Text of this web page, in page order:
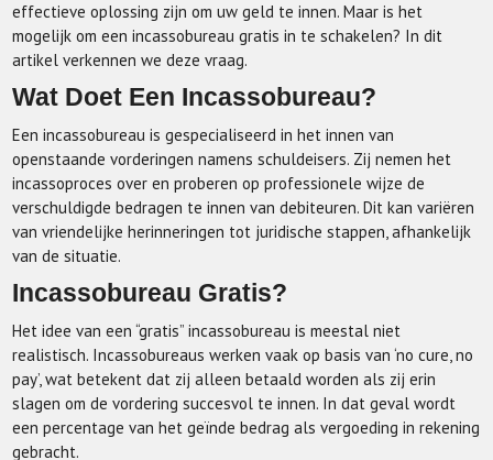
effectieve oplossing zijn om uw geld te innen. Maar is het
mogelijk om een incassobureau gratis in te schakelen? In dit
artikel verkennen we deze vraag.
Wat Doet Een Incassobureau?
Een incassobureau is gespecialiseerd in het innen van
openstaande vorderingen namens schuldeisers. Zij nemen het
incassoproces over en proberen op professionele wijze de
verschuldigde bedragen te innen van debiteuren. Dit kan variëren
van vriendelijke herinneringen tot juridische stappen, afhankelijk
van de situatie.
Incassobureau Gratis?
Het idee van een “gratis” incassobureau is meestal niet
realistisch. Incassobureaus werken vaak op basis van ‘no cure, no
pay’, wat betekent dat zij alleen betaald worden als zij erin
slagen om de vordering succesvol te innen. In dat geval wordt
een percentage van het geïnde bedrag als vergoeding in rekening
gebracht.